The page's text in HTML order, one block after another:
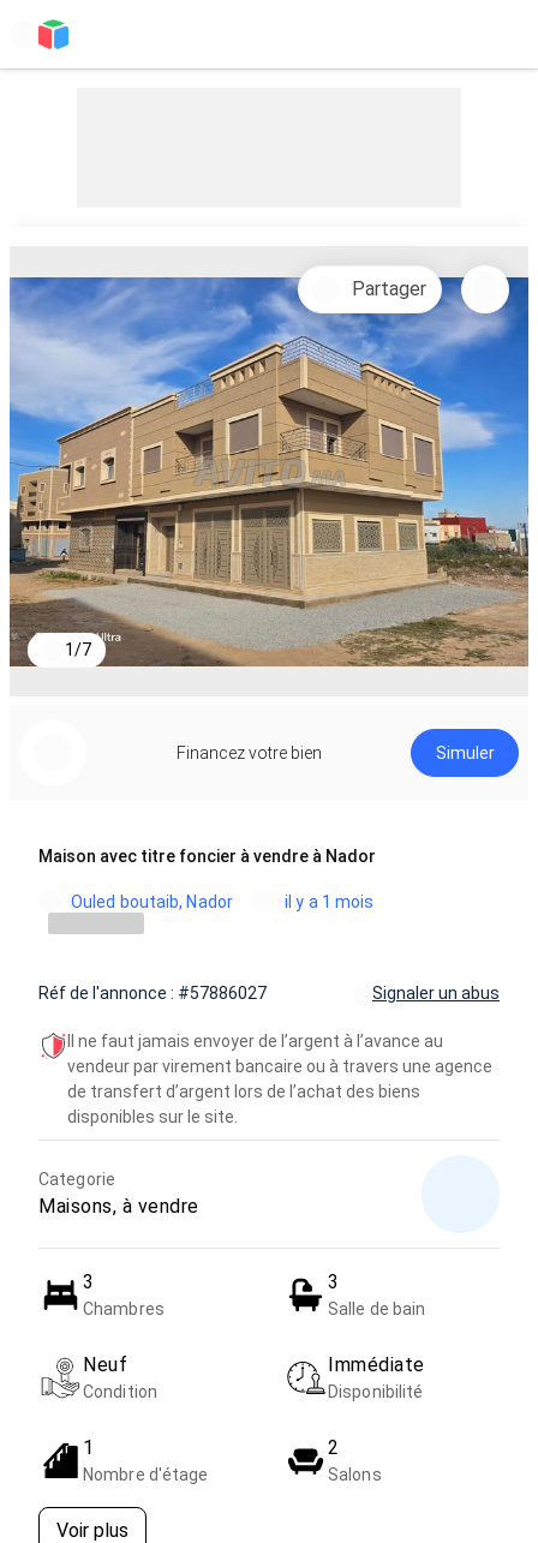
1/7
Partager
Financez votre bien Simuler
Maison avec titre foncier à vendre à Nador
Ouled boutaib, Nador il y a 1 mois
Réf de l'annonce : #57886027 Signaler un abus
Il ne faut jamais envoyer de l’argent à l’avance au
vendeur par virement bancaire ou à travers une agence
de transfert d’argent lors de l’achat des biens
disponibles sur le site.
Categorie
Maisons, à vendre
3
Chambres
3
Salle de bain
Neuf
Condition
Immédiate
Disponibilité
1
Nombre d'étage
2
Salons
Voir plus